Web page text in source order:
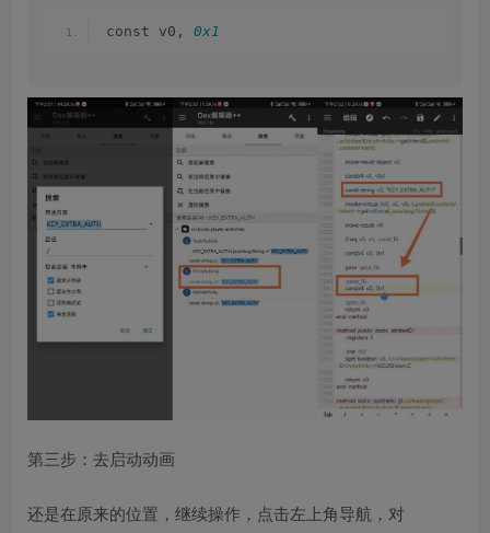
const v0, 0x1
第三步：去启动动画
还是在原来的位置，继续操作，点击左上角导航，对